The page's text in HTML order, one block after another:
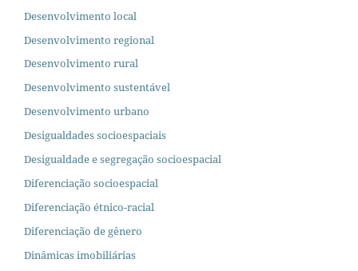
Desenvolvimento local
Desenvolvimento regional
Desenvolvimento rural
Desenvolvimento sustentável
Desenvolvimento urbano
Desigualdades socioespaciais
Desigualdade e segregação socioespacial
Diferenciação socioespacial
Diferenciação étnico-racial
Diferenciação de gênero
Dinâmicas imobiliárias